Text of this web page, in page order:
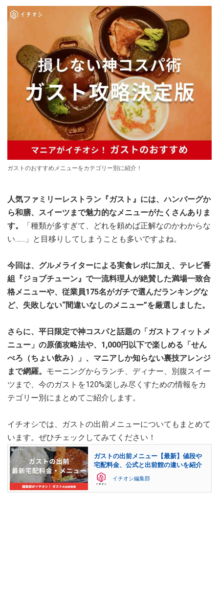
ガストのおすすめメニューをカテゴリー別に紹介！
人気ファミリーレストラン『ガスト』には、ハンバーグか
ら和膳、スイーツまで魅力的なメニューがたくさんありま
す。
「種類が多すぎて、どれを頼めば正解なのかわからな
い……」と目移りしてしまうことも多いですよね。
今回は、グルメライターによる実食レポに加え、テレビ番
組『ジョブチューン』で一流料理人が絶賛した満場一致合
格メニューや、従業員175名がガチで選んだランキングな
ど、失敗しない“間違いなしのメニュー”を厳選しました。
さらに、平日限定で神コスパと話題の「ガストフィットメ
ニュー」の原価攻略法や、1,000円以下で楽しめる「せん
べろ（ちょい飲み）」、マニアしか知らない裏技アレンジ
まで網羅。 モーニングからランチ、ディナー、別腹スイー
ツまで、今のガストを120%楽しみ尽くすための情報をカ
テゴリー別にまとめてご紹介します。
イチオシでは、ガストの出前メニューについてもまとめて
います。ぜひチェックしてみてください！
ガストの出前メニュー【最新】値段や
宅配料金、公式と出前館の違いを紹介
イチオシ編集部